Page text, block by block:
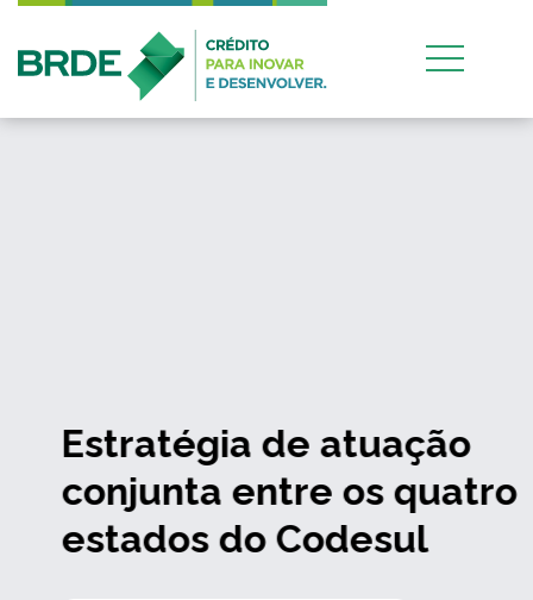
Estratégia de atuação
conjunta entre os quatro
estados do Codesul